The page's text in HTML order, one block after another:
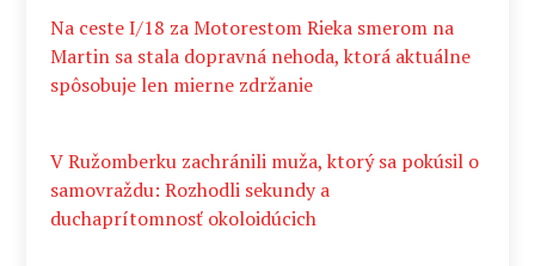
Na ceste I/18 za Motorestom Rieka smerom na
Martin sa stala dopravná nehoda, ktorá aktuálne
spôsobuje len mierne zdržanie
V Ružomberku zachránili muža, ktorý sa pokúsil o
samovraždu: Rozhodli sekundy a
duchaprítomnosť okoloidúcich